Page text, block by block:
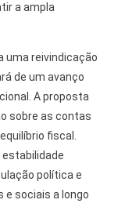
a ampla
uma reivindicação
de um avanço
A proposta
sobre as contas
fiscal.
política e
sociais a longo